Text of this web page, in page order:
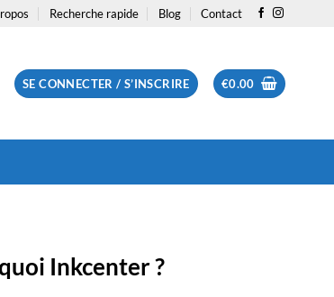
Recherche rapide Blog Contact
SE CONNECTER / S’INSCRIRE €0.00
Inkcenter ?